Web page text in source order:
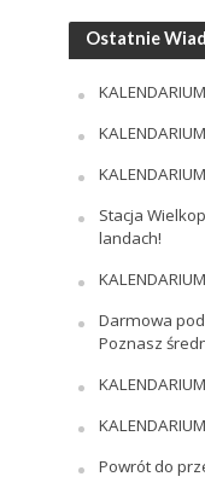
Ostatnie
Stacja
landach!
Darmowa
Poznasz
Powrót do